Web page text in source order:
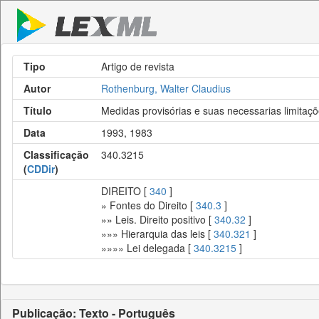
Tipo
Artigo de revista
Autor
Rothenburg, Walter Claudius
Título
Medidas provisórias e suas necessarias
Data
1993, 1983
Classificação
(CDDir)
340.3215
DIREITO [ 340 ]
» Fontes do Direito [ 340.3 ]
»» Leis. Direito positivo [ 340.32 ]
»»» Hierarquia das leis [ 340.321 ]
»»»» Lei delegada [ 340.3215 ]
Publicação: Texto - Português